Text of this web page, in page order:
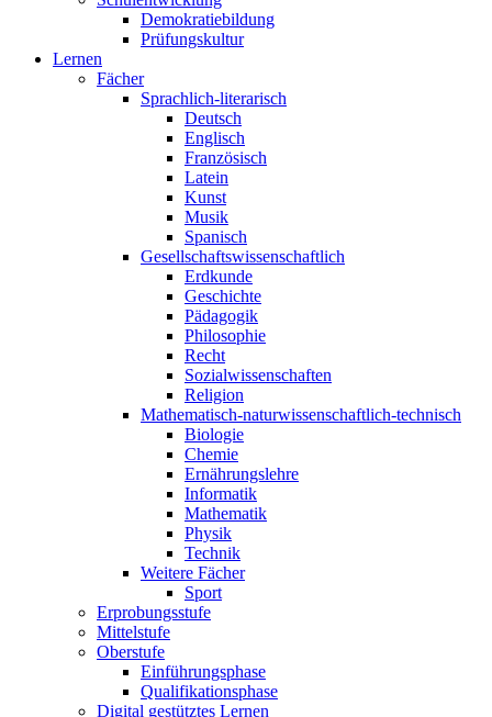
Demokratiebildung
Prüfungskultur
Lernen
Fächer
Sprachlich-literarisch
Deutsch
Englisch
Französisch
Latein
Kunst
Musik
Spanisch
Gesellschaftswissenschaftlich
Erdkunde
Geschichte
Pädagogik
Philosophie
Recht
Sozialwissenschaften
Religion
Mathematisch-naturwissenschaftlich-technisch
Biologie
Chemie
Ernährungslehre
Informatik
Mathematik
Physik
Technik
Weitere Fächer
Sport
Erprobungsstufe
Mittelstufe
Oberstufe
Einführungsphase
Qualifikationsphase
Digital gestütztes Lernen